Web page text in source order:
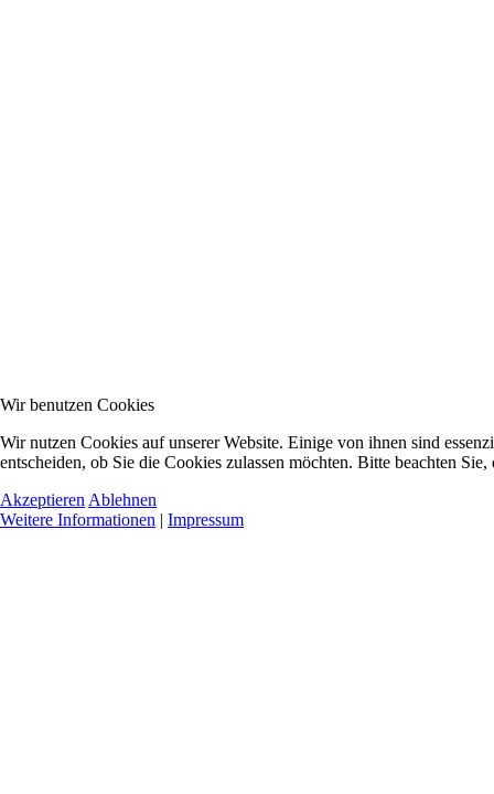
Wir benutzen Cookies
Wir nutzen Cookies auf unserer Website. Einige von ihnen sind
entscheiden, ob Sie die Cookies zulassen möchten. Bitte beachten
Akzeptieren Ablehnen
Weitere Informationen | Impressum